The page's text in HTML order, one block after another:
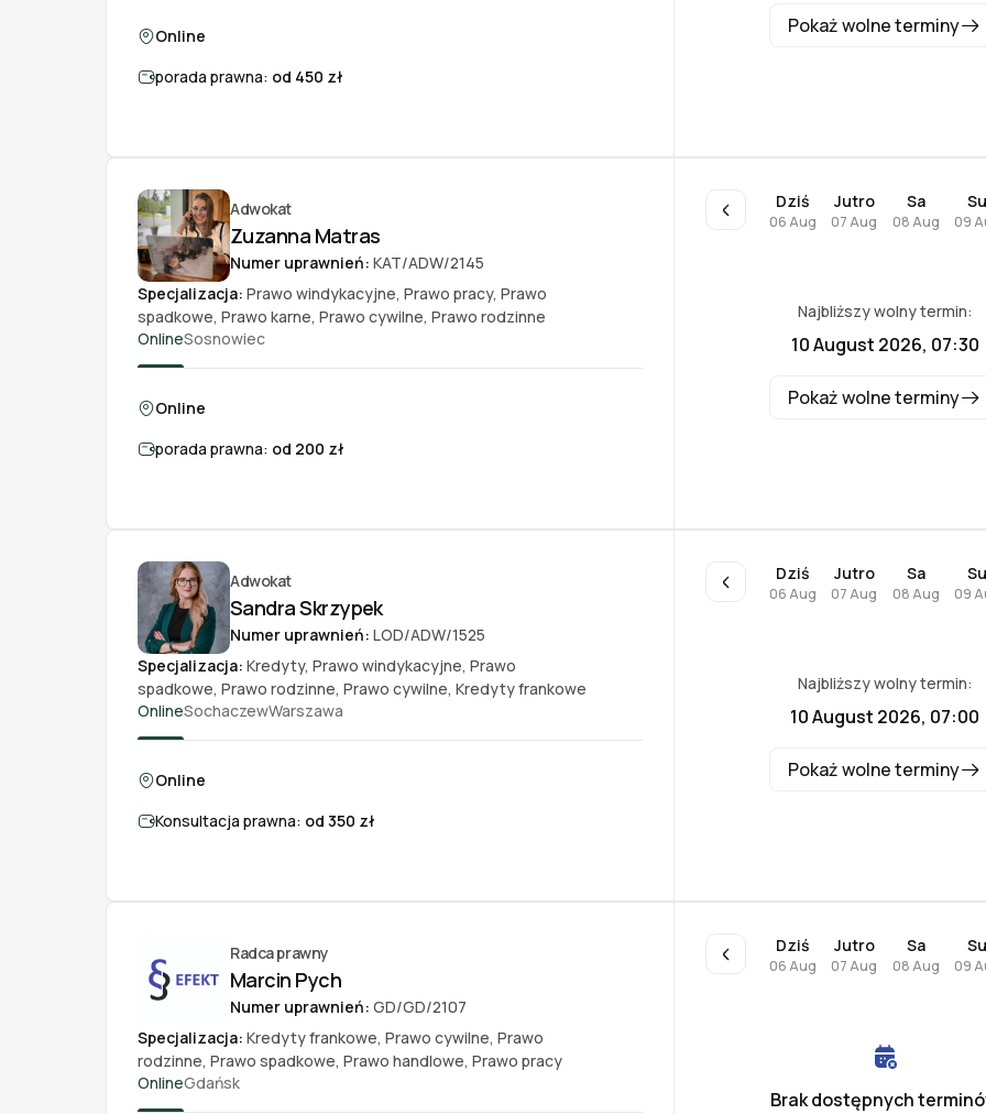
Online
porada prawna: od 450 zł
Pokaż wolne terminy
Adwokat
Zuzanna Matras
Numer uprawnień: KAT/ADW/2145
Specjalizacja: Prawo windykacyjne, Prawo pracy, Prawo
spadkowe, Prawo karne, Prawo cywilne, Prawo rodzinne
OnlineSosnowiec
Online
porada prawna: od 200 zł
Najbliższy wolny termin:
10 August 2026, 07:30
Pokaż wolne terminy
Dziś
06 Aug
Jutro
07 Aug
Sa
08 Aug
Su
09
Adwokat
Sandra Skrzypek
Numer uprawnień: LOD/ADW/1525
Specjalizacja: Kredyty, Prawo windykacyjne, Prawo
spadkowe, Prawo rodzinne, Prawo cywilne, Kredyty frankowe
OnlineSochaczewWarszawa
Online
Konsultacja prawna: od 350 zł
Najbliższy wolny termin:
10 August 2026, 07:00
Pokaż wolne terminy
Dziś
06 Aug
Jutro
07 Aug
Sa
08 Aug
Su
09
Radca prawny
Marcin Pych
Numer uprawnień: GD/GD/2107
Specjalizacja: Kredyty frankowe, Prawo cywilne, Prawo
rodzinne, Prawo spadkowe, Prawo handlowe, Prawo pracy
OnlineGdańsk
Brak dostępnych
Dziś
06 Aug
Jutro
07 Aug
Sa
08 Aug
Su
09